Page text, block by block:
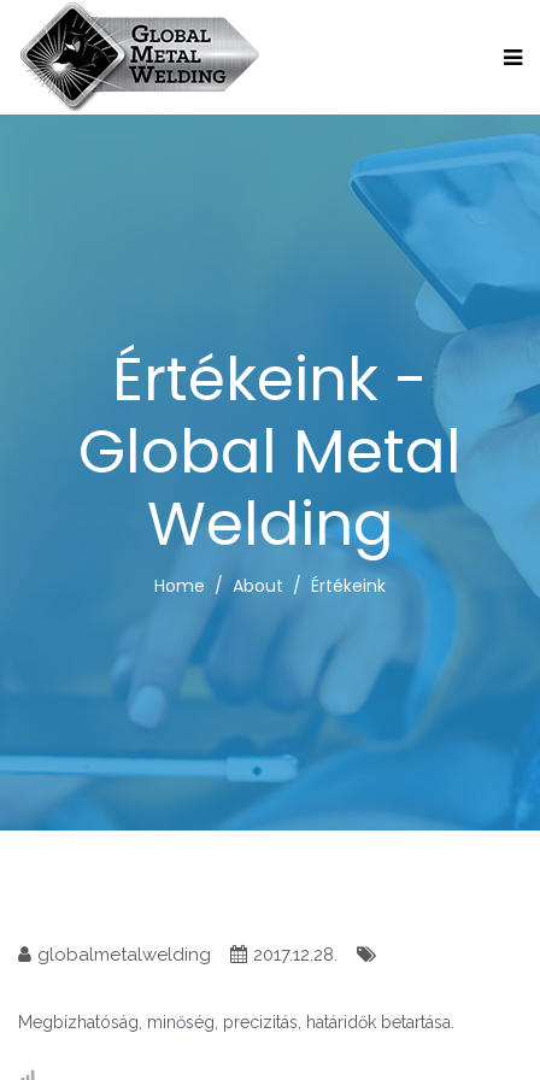
Értékeink -
Global Metal
Welding
Home About Értékeink
globalmetalwelding 2017.12.28.
Megbízhatóság, minőség, precizitás, határidők betartása.